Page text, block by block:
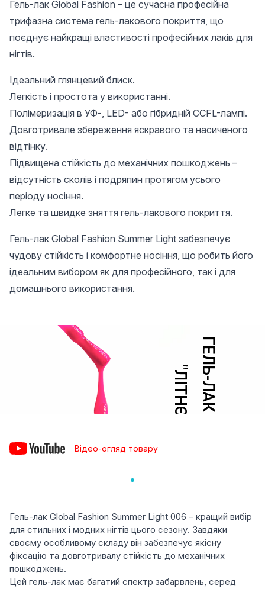
Гель-лак Global Fashion – це сучасна професійна
трифазна система гель-лакового покриття, що
поєднує найкращі властивості професійних лаків для
нігтів.
Ідеальний глянцевий блиск.
Легкість і простота у використанні.
Полімеризація в УФ-, LED- або гібридній CCFL-лампі.
Довготривале збереження яскравого та насиченого
відтінку.
Підвищена стійкість до механічних пошкоджень –
відсутність сколів і подряпин протягом усього
періоду носіння.
Легке та швидке зняття гель-лакового покриття.
Гель-лак Global Fashion Summer Light забезпечує
чудову стійкість і комфортне носіння, що робить його
ідеальним вибором як для професійного, так і для
домашнього використання.
Відео-огляд товару
Гель-лак Global Fashion Summer Light 006 – кращий вибір
для стильних і модних нігтів цього сезону. Завдяки
своєму особливому складу він забезпечує якісну
фіксацію та довготривалу стійкість до механічних
пошкоджень.
Цей гель-лак має багатий спектр забарвлень, серед